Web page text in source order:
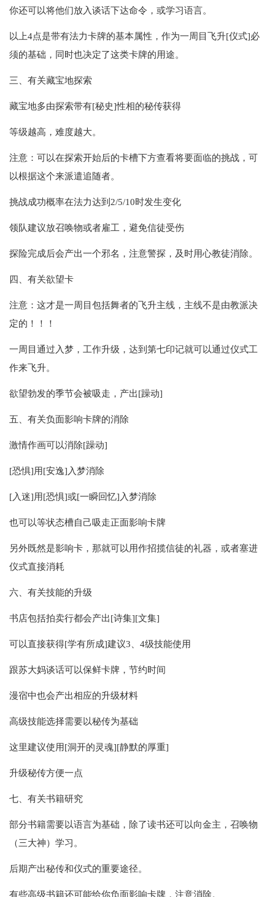
你还可以将他们放入谈话下达命令，或学习语言。
以上4点是带有法力卡牌的基本属性，作为一周目飞升[仪式]必
须的基础，同时也决定了这类卡牌的用途。
三、有关藏宝地探索
藏宝地多由探索带有[秘史]性相的秘传获得
等级越高，难度越大。
注意：可以在探索开始后的卡槽下方查看将要面临的挑战，可
以根据这个来派遣追随者。
挑战成功概率在法力达到2/5/10时发生变化
领队建议放召唤物或者雇工，避免信徒受伤
探险完成后会产出一个邪名，注意警探，及时用心教徒消除。
四、有关欲望卡
注意：这才是一周目包括舞者的飞升主线，主线不是由教派决
定的！！！
一周目通过入梦，工作升级，达到第七印记就可以通过仪式工
作来飞升。
欲望勃发的季节会被吸走，产出[躁动]
五、有关负面影响卡牌的消除
激情作画可以消除[躁动]
[恐惧]用[安逸]入梦消除
[入迷]用[恐惧]或[一瞬回忆]入梦消除
也可以等状态槽自己吸走正面影响卡牌
另外既然是影响卡，那就可以用作招揽信徒的礼器，或者塞进
仪式直接消耗
六、有关技能的升级
书店包括拍卖行都会产出[诗集][文集]
可以直接获得[学有所成]建议3、4级技能使用
跟苏大妈谈话可以保鲜卡牌，节约时间
漫宿中也会产出相应的升级材料
高级技能选择需要以秘传为基础
这里建议使用[洞开的灵魂][静默的厚重]
升级秘传方便一点
七、有关书籍研究
部分书籍需要以语言为基础，除了读书还可以向金主，召唤物
（三大神）学习。
后期产出秘传和仪式的重要途径。
有些高级书籍还可能给你负面影响卡牌，注意消除。